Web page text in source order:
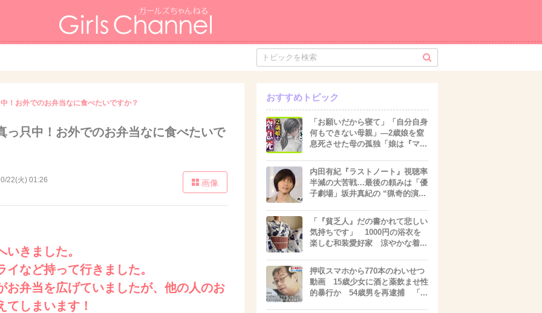
！お外でのお弁当なに食べたいですか？
っ只中！お外でのお弁当なに食べたいで
22(火) 01:26 画像
きました。
など持って行きました。
お弁当を広げていましたが、他の人のお
しまいます！
おすすめトピック
「お願いだから寝て」「自分自身
何もできない母親」―2歳娘を窒
息死させた母の孤独「娘は『マ...
内田有紀『ラストノート』視聴率
半減の大苦戦…最後の頼みは「優
子劇場」坂井真紀の “猟奇的演...
「『貧乏人』だの書かれて悲しい
気持ちです」 1000円の浴衣を
楽しむ和装愛好家 涼やかな着...
押収スマホから770本のわいせつ
動画 15歳少女に酒と薬飲ませ性
的暴行か 54歳男を再逮捕 「...